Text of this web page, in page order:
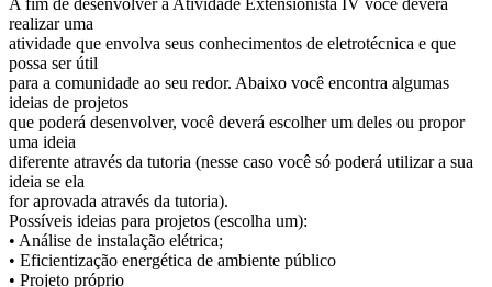
A fim de desenvolver a Atividade Extensionista IV você deverá
realizar uma
atividade que envolva seus conhecimentos de eletrotécnica e que
possa ser útil
para a comunidade ao seu redor. Abaixo você encontra algumas
ideias de projetos
que poderá desenvolver, você deverá escolher um deles ou propor
uma ideia
diferente através da tutoria (nesse caso você só poderá utilizar a sua
ideia se ela
for aprovada através da tutoria).
Possíveis ideias para projetos (escolha um):
• Análise de instalação elétrica;
• Eficientização energética de ambiente público
• Projeto próprio